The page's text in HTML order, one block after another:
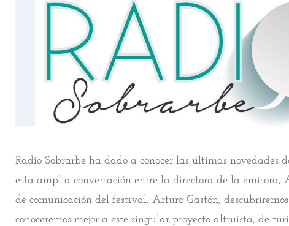
Radio Sobrarbe ha dado a conocer las últimas novedades
esta amplia conversación entre la directora de la emisora,
de comunicación del festival, Arturo Gastón,
conoceremos mejor a este singular proyecto altruista, de